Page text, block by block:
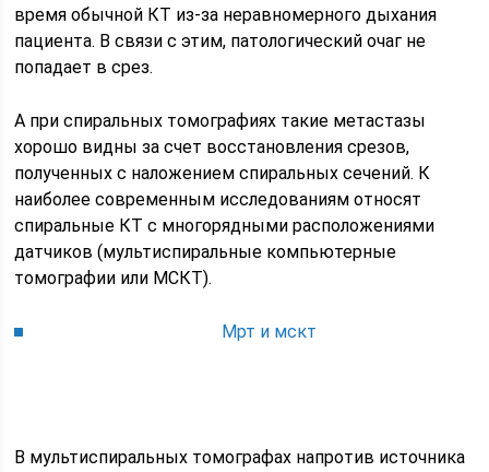
время обычной КТ из-за неравномерного дыхания
пациента. В связи с этим, патологический очаг не
попадает в срез.
А при спиральных томографиях такие метастазы
хорошо видны за счет восстановления срезов,
полученных с наложением спиральных сечений. К
наиболее современным исследованиям относят
спиральные КТ с многорядными расположениями
датчиков (мультиспиральные компьютерные
томографии или МСКТ).
Мрт и мскт
В мультиспиральных томографах напротив источника